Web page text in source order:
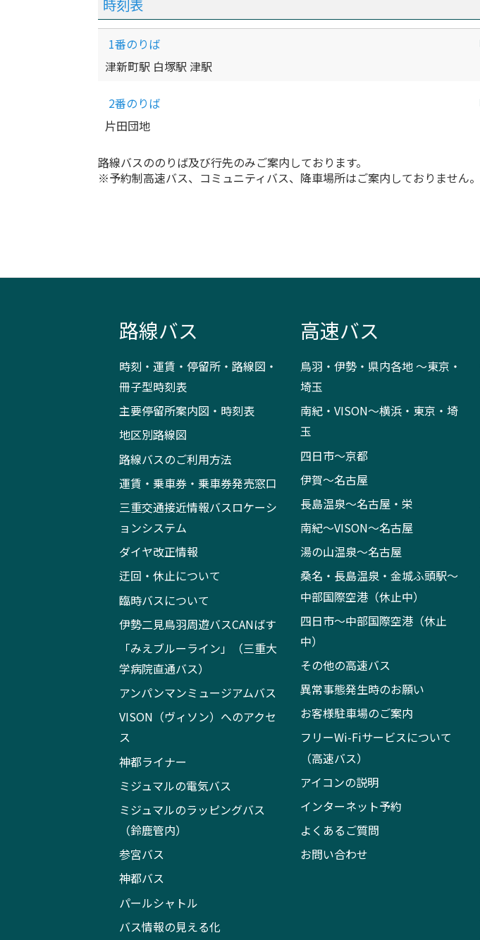
時刻表
1番のりば
津新町駅 白塚駅 津駅
2番のりば
片田団地
路線バスののりば及び行先のみご案内しております。
※予約制高速バス、コミュニティバス、降車場所はご案内しておりません。
路線バス
時刻・運賃・停留所・路線図・
冊子型時刻表
主要停留所案内図・時刻表
地区別路線図
路線バスのご利用方法
運賃・乗車券・乗車券発売窓口
三重交通接近情報バスロケーシ
ョンシステム
ダイヤ改正情報
迂回・休止について
臨時バスについて
伊勢二見鳥羽周遊バスCANばす
「みえブルーライン」（三重大
学病院直通バス）
アンパンマンミュージアムバス
VISON（ヴィソン）へのアクセ
ス
神都ライナー
ミジュマルの電気バス
ミジュマルのラッピングバス
（鈴鹿管内）
参宮バス
神都バス
パールシャトル
バス情報の見える化
高速バス
鳥羽・伊勢・県内各地 ～東京・
埼玉
南紀・VISON～横浜・東京・埼
玉
四日市～京都
伊賀～名古屋
長島温泉～名古屋・栄
南紀～VISON～名古屋
湯の山温泉～名古屋
桑名・長島温泉・金城ふ頭駅～
中部国際空港（休止中）
四日市～中部国際空港（休止
中）
その他の高速バス
異常事態発生時のお願い
お客様駐車場のご案内
フリーWi-Fiサービスについて
（高速バス）
アイコンの説明
インターネット予約
よくあるご質問
お問い合わせ